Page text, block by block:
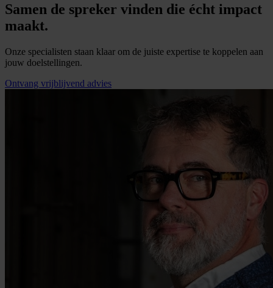
Samen de spreker vinden die écht impact
maakt.
Onze specialisten staan klaar om de juiste expertise te koppelen aan
jouw doelstellingen.
Ontvang vrijblijvend advies